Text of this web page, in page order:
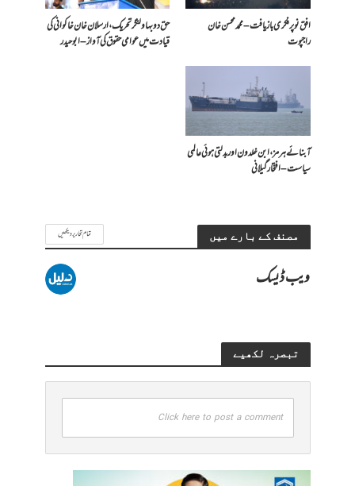
افق نو پر فکری بازیافت – محمد محسن خان
راجپوت
حق دو بہاولنگر تحریک، ارسلان خان خاکوانی کی
قیادت میں عوامی حقوق کی آواز – ابو حیدر
آبنائے ہرمز، ابن خلدون اور بدلتی ہوئی عالمی
سیاست – افتخار گیلانی
مصنف کے بارے میں تمام تحاریر دیکھیں
ویب ڈیسک
تبصرہ لکھیے
Click here to post a comment